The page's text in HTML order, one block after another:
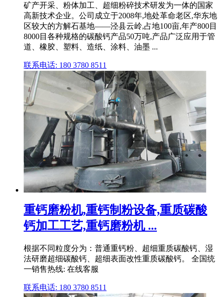
矿产开采、粉体加工、超细粉碎技术研发为一体的国家
高新技术企业。公司成立于2008年,地处革命老区,华东地
区较大的方解石基地——泾县云岭,占地100亩,年产800目
8000目各种规格的碳酸钙产品50万吨,产品广泛应用于管
道、橡胶、塑料、造纸、涂料、油墨 ...
联系电话: 180 3780 8511
重钙磨粉机,重钙制粉设备,重质碳酸
钙加工工艺,重钙磨粉机 ...
根据不同粒度分为：普通重钙粉、超细重质碳酸钙、湿
法研磨超细碳酸钙、超细表面改性重质碳酸钙。 全国统
一销售热线: 在线客服
联系电话: 180 3780 8511